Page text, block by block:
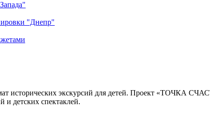
"Днепр"
исторических экскурсий для детей. Проект «ТОЧКА
и детских спектаклей.